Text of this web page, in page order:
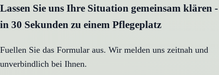
Lassen Sie uns Ihre Situation gemeinsam klären -
in 30 Sekunden zu einem Pflegeplatz
Fuellen Sie das Formular aus. Wir melden uns zeitnah und
unverbindlich bei Ihnen.